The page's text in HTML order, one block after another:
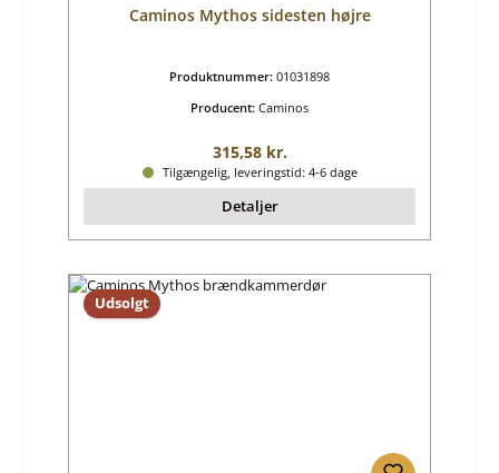
Caminos Mythos sidesten højre
Produktnummer: 01031898
Producent: Caminos
Almindelig pris:
315,58 kr.
Tilgængelig, leveringstid: 4-6 dage
Detaljer
Udsolgt